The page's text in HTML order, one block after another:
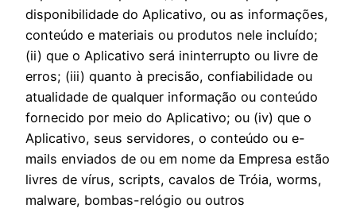
disponibilidade do Aplicativo, ou as informações,
conteúdo e materiais ou produtos nele incluído;
(ii) que o Aplicativo será ininterrupto ou livre de
erros; (iii) quanto à precisão, confiabilidade ou
atualidade de qualquer informação ou conteúdo
fornecido por meio do Aplicativo; ou (iv) que o
Aplicativo, seus servidores, o conteúdo ou e-
mails enviados de ou em nome da Empresa estão
livres de vírus, scripts, cavalos de Tróia, worms,
malware, bombas-relógio ou outros